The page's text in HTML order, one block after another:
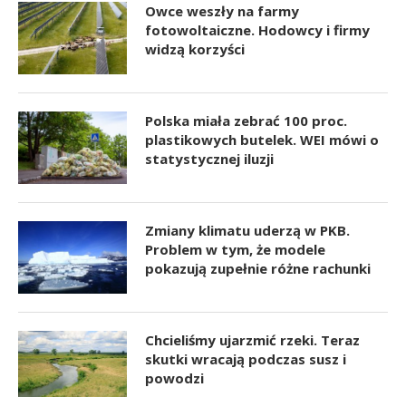
Owce weszły na farmy
fotowoltaiczne. Hodowcy i firmy
widzą korzyści
Polska miała zebrać 100 proc.
plastikowych butelek. WEI mówi o
statystycznej iluzji
Zmiany klimatu uderzą w PKB.
Problem w tym, że modele
pokazują zupełnie różne rachunki
Chcieliśmy ujarzmić rzeki. Teraz
skutki wracają podczas susz i
powodzi